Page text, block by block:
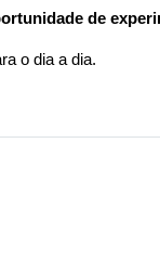
de
o dia a dia.